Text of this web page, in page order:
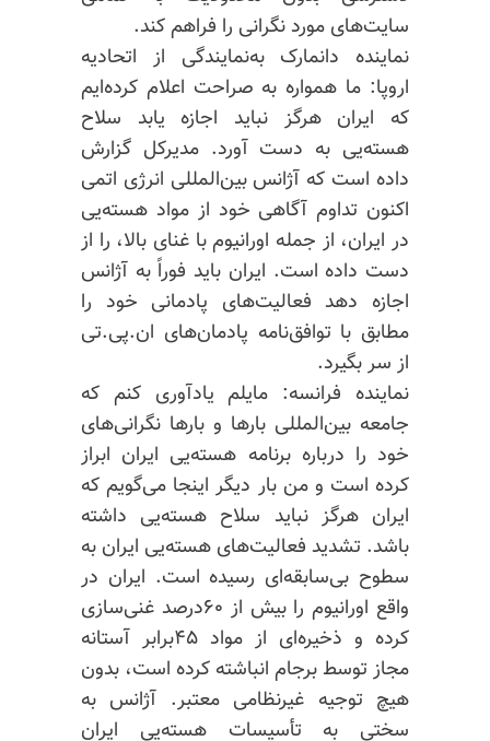
سایت‌های مورد نگرانی را فراهم کند.
نماینده دانمارک به‌نمایندگی از اتحادیه
اروپا: ما همواره به صراحت اعلام کرده‌ایم
که ایران هرگز نباید اجازه یابد سلاح
هسته‌یی به دست آورد. مدیرکل گزارش
داده است که آژانس بین‌المللی انرژی اتمی
اکنون تداوم آگاهی خود از مواد هسته‌یی
در ایران، از جمله اورانیوم با غنای بالا، را از
دست داده است. ایران باید فوراً به آژانس
اجازه دهد فعالیت‌های پادمانی خود را
مطابق با توافق‌نامه پادمان‌های ان.پی.تی
از سر بگیرد.
نماینده فرانسه: مایلم یادآوری کنم که
جامعه بین‌المللی بارها و بارها نگرانی‌های
خود را درباره برنامه هسته‌یی ایران ابراز
کرده است و من بار دیگر اینجا می‌گویم که
ایران هرگز نباید سلاح هسته‌یی داشته
باشد. تشدید فعالیت‌های هسته‌یی ایران به
سطوح بی‌سابقه‌ای رسیده است. ایران در
واقع اورانیوم را بیش از ۶۰درصد غنی‌سازی
کرده و ذخیره‌ای از مواد ۴۵برابر آستانه
مجاز توسط برجام انباشته کرده است، بدون
هیچ توجیه غیرنظامی معتبر. آژانس به
سختی به تأسیسات هسته‌یی ایران